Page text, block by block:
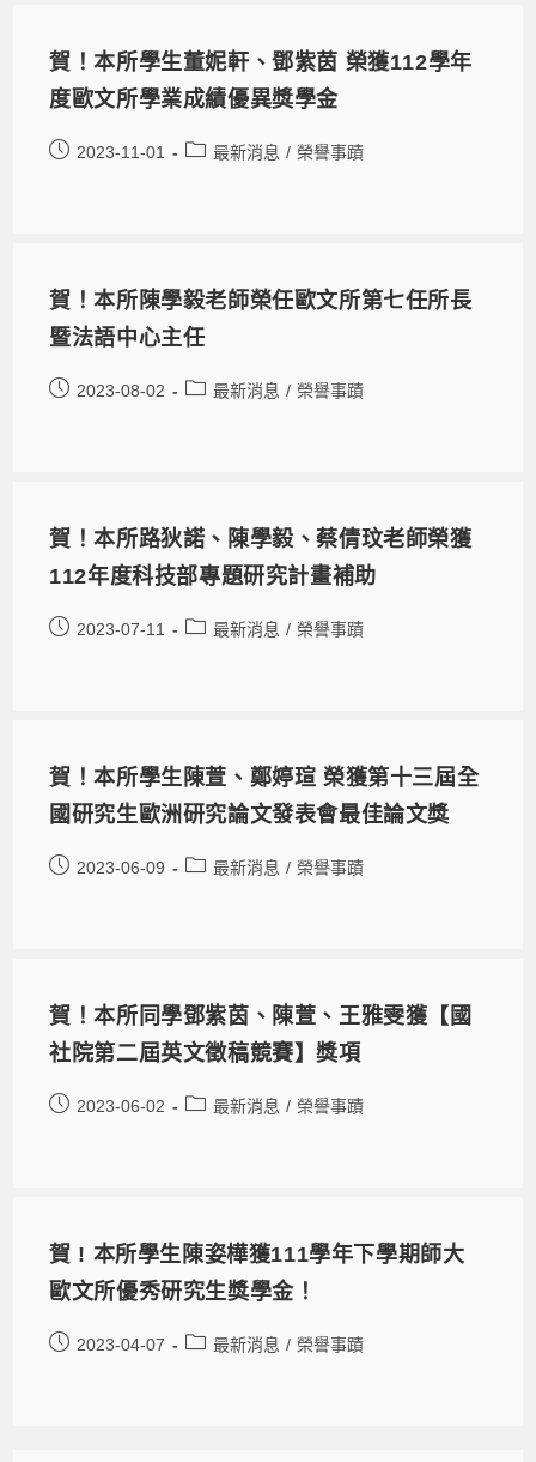
賀！本所學生董妮軒、鄧紫茵 榮獲112學年
度歐文所學業成績優異獎學金
2023-11-01 最新消息 / 榮譽事蹟
賀！本所陳學毅老師榮任歐文所第七任所長
暨法語中心主任
2023-08-02 最新消息 / 榮譽事蹟
賀！本所路狄諾、陳學毅、蔡倩玟老師榮獲
112年度科技部專題研究計畫補助
2023-07-11 最新消息 / 榮譽事蹟
賀！本所學生陳萱、鄭婷瑄 榮獲第十三屆全
國研究生歐洲研究論文發表會最佳論文獎
2023-06-09 最新消息 / 榮譽事蹟
賀！本所同學鄧紫茵、陳萱、王雅雯獲【國
社院第二屆英文徵稿競賽】獎項
2023-06-02 最新消息 / 榮譽事蹟
賀 ! 本所學生陳姿樺獲111學年下學期師大
歐文所優秀研究生獎學金！
2023-04-07 最新消息 / 榮譽事蹟